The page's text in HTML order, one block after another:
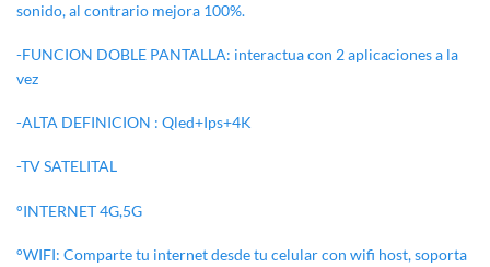
sonido, al contrario mejora 100%.
-FUNCION DOBLE PANTALLA: interactua con 2 aplicaciones a la
vez
-ALTA DEFINICION : Qled+Ips+4K
-TV SATELITAL
°INTERNET 4G,5G
°WIFI: Comparte tu internet desde tu celular con wifi host, soporta